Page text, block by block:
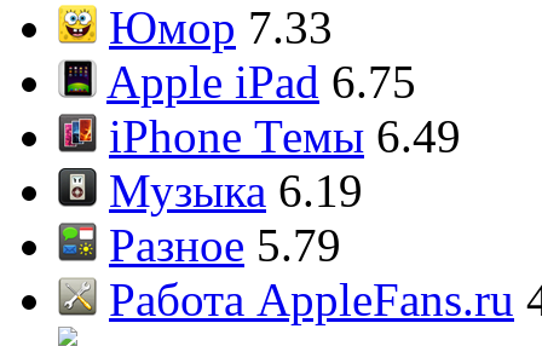
Юмор 7.33
Apple iPad 6.75
iPhone Темы 6.49
Музыка 6.19
Разное 5.79
Работа AppleFans.ru